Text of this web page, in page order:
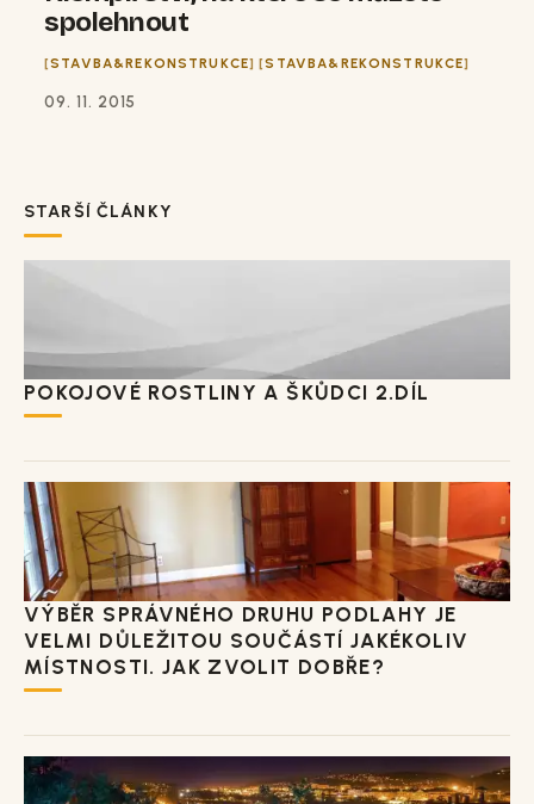
spolehnout
STAVBA&REKONSTRUKCE STAVBA&REKONSTRUKCE
09. 11. 2015
STARŠÍ ČLÁNKY
POKOJOVÉ ROSTLINY A ŠKŮDCI 2.DÍL
VÝBĚR SPRÁVNÉHO DRUHU PODLAHY JE
VELMI DŮLEŽITOU SOUČÁSTÍ JAKÉKOLIV
MÍSTNOSTI. JAK ZVOLIT DOBŘE?